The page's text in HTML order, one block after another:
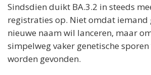
Sindsdien duikt BA.3.2 in steeds
registraties op. Niet omdat iemand
nieuwe naam wil lanceren, maar
simpelweg vaker genetische
worden gevonden.